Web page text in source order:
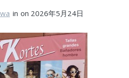
in on 2026年5月24日